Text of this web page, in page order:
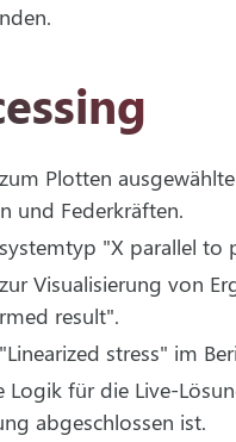
Plotten
und Federkräften.
"X parallel
Visualisierung von
result".
stress" im
Logik für die Live-
abgeschlossen ist.